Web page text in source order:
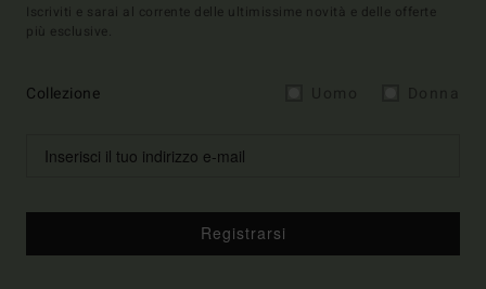
Iscriviti e sarai al corrente delle ultimissime novità e delle offerte
più esclusive.
Collezione
Registrarsi